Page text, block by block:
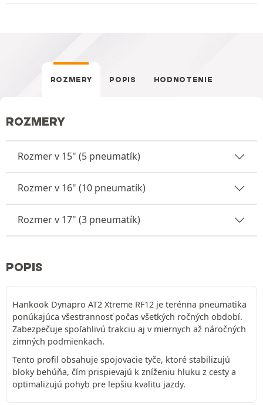
ROZMERY POPIS HODNOTENIE
ROZMERY
Rozmer v 15" (5 pneumatík)
Rozmer v 16" (10 pneumatík)
Rozmer v 17" (3 pneumatík)
POPIS
Hankook Dynapro AT2 Xtreme RF12 je terénna pneumatika
ponúkajúca všestrannosť počas všetkých ročných období.
Zabezpečuje spoľahlivú trakciu aj v miernych až náročných
zimných podmienkach.
Tento profil obsahuje spojovacie tyče, ktoré stabilizujú
bloky behúňa, čím prispievajú k zníženiu hluku z cesty a
optimalizujú pohyb pre lepšiu kvalitu jazdy.